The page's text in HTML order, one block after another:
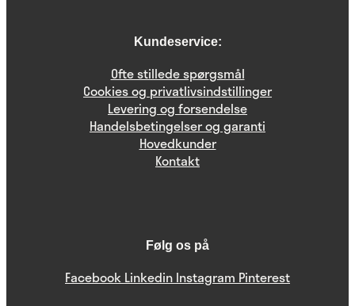
Kundeservice:
Ofte stillede spørgsmål
Cookies og privatlivsindstillinger
Levering og forsendelse
Handelsbetingelser og garanti
Hovedkunder
Kontakt
Følg os på
Facebook Linkedin Instagram Pinterest